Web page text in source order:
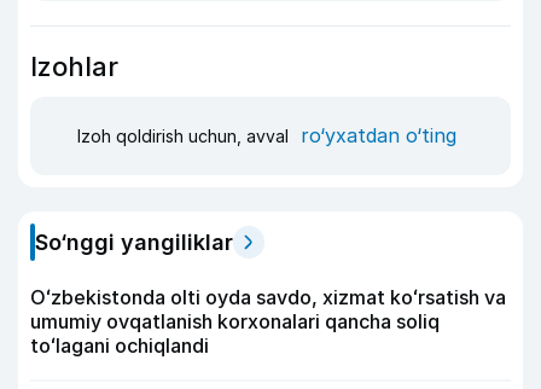
Izohlar
Izoh qoldirish uchun, avval ro‘yxatdan o‘ting
So‘nggi yangiliklar
Oʻzbekistonda olti oyda savdo, xizmat koʻrsatish va
umumiy ovqatlanish korxonalari qancha soliq
toʻlagani ochiqlandi